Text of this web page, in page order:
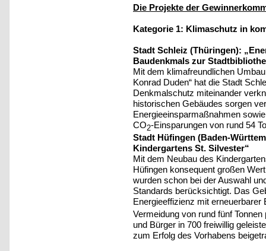
Die Projekte der
Kategorie 1: Klimaschutz in
Stadt Schleiz (Thüringen):
Baudenkmals zur
Mit dem klimafreundlichen
Konrad Duden“ hat die Stadt
Denkmalschutz miteinander
historischen Gebäudes sorgen
Energieeinsparmaßnahmen
CO2-Einsparungen von rund 54
Stadt Hüfingen (Baden-
Kindergartens St. Silvester“
Mit dem Neubau des
Hüfingen konsequent großen
wurden schon bei der Auswahl
Standards berücksichtigt. Das
Energieeffizienz mit
Vermeidung von rund fünf
und Bürger in 700 freiwillig
zum Erfolg des Vorhabens